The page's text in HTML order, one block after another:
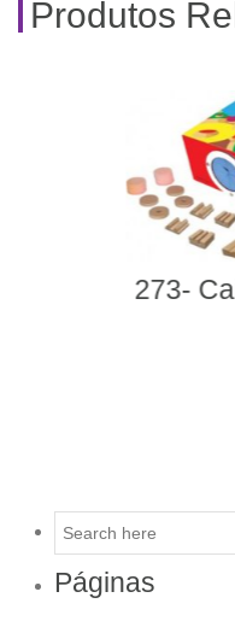
Produtos
Páginas